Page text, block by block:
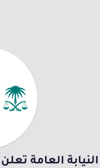
النيابة العامة